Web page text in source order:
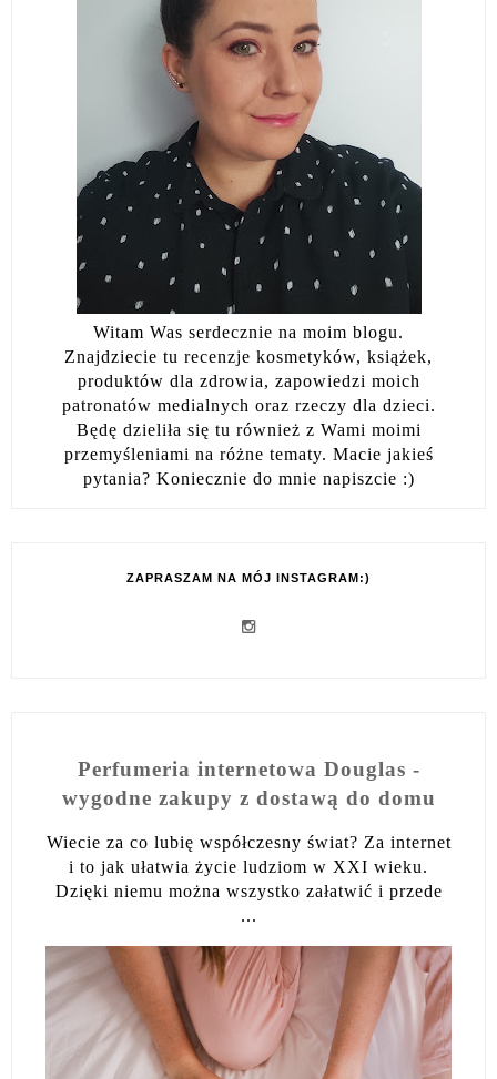
Witam Was serdecznie na moim blogu.
Znajdziecie tu recenzje kosmetyków, książek,
produktów dla zdrowia, zapowiedzi moich
patronatów medialnych oraz rzeczy dla dzieci.
Będę dzieliła się tu również z Wami moimi
przemyśleniami na różne tematy. Macie jakieś
pytania? Koniecznie do mnie napiszcie :)
ZAPRASZAM NA MÓJ INSTAGRAM:)
Perfumeria internetowa Douglas -
wygodne zakupy z dostawą do domu
Wiecie za co lubię współczesny świat? Za internet
i to jak ułatwia życie ludziom w XXI wieku.
Dzięki niemu można wszystko załatwić i przede
...